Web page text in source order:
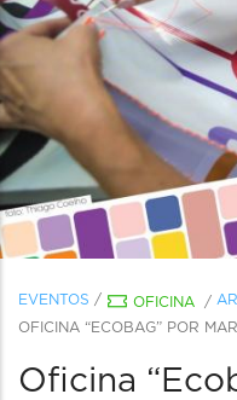
EVENTOS / OFICINA /
OFICINA “ECOBAG” POR
Oficina